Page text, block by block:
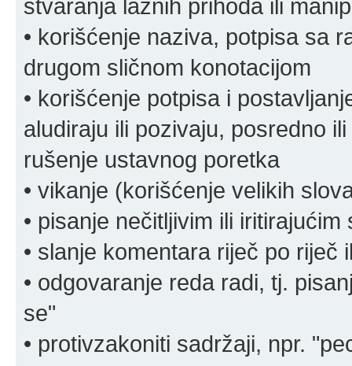
stvaranja lažnih prihoda ili
• korišćenje naziva, potpisa sa
drugom sličnom konotacijom
• korišćenje potpisa i
aludiraju ili pozivaju, posredno
rušenje ustavnog poretka
• vikanje (korišćenje velikih
• pisanje nečitljivim ili iritirajućim
• slanje komentara riječ po riječ
• odgovaranje reda radi, tj.
se"
• protivzakoniti sadržaji, npr.